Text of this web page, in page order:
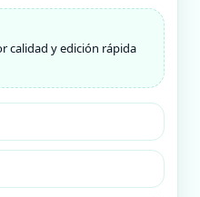
calidad y edición rápida